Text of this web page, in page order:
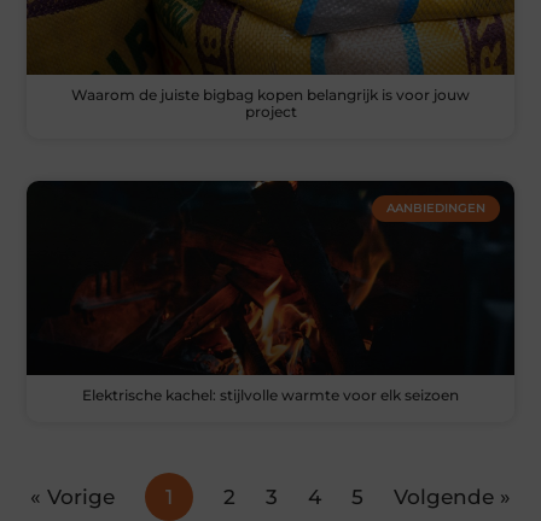
Waarom de juiste bigbag kopen belangrijk is voor jouw
project
AANBIEDINGEN
Elektrische kachel: stijlvolle warmte voor elk seizoen
« Vorige 1 2 3 4 5 Volgende »